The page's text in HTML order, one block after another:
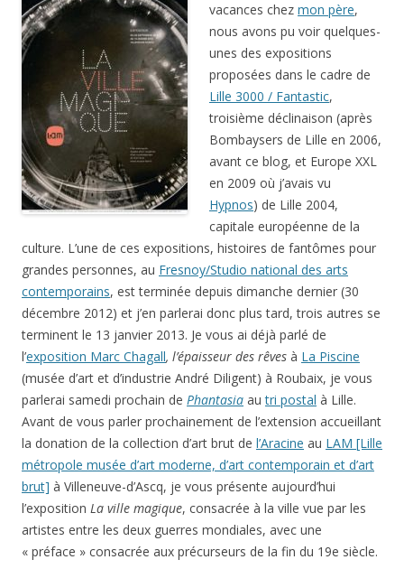
vacances chez mon père,
nous avons pu voir quelques-
unes des expositions
proposées dans le cadre de
Lille 3000 / Fantastic,
troisième déclinaison (après
Bombaysers de Lille en 2006,
avant ce blog, et Europe XXL
en 2009 où j’avais vu
Hypnos) de Lille 2004,
capitale européenne de la
culture. L’une de ces expositions, histoires de fantômes pour
grandes personnes, au Fresnoy/Studio national des arts
contemporains, est terminée depuis dimanche dernier (30
décembre 2012) et j’en parlerai donc plus tard, trois autres se
terminent le 13 janvier 2013. Je vous ai déjà parlé de
l’exposition Marc Chagall, l’épaisseur des rêves à La Piscine
(musée d’art et d’industrie André Diligent) à Roubaix, je vous
parlerai samedi prochain de Phantasia autri postal à Lille.
Avant de vous parler prochainement de l’extension accueillant
la donation de la collection d’art brut de l’Aracine au LAM [Lille
métropole musée d’art moderne, d’art contemporain et d’art
brut] à Villeneuve-d’Ascq, je vous présente aujourd’hui
l’exposition La ville magique, consacrée à la ville vue par les
artistes entre les deux guerres mondiales, avec une
« préface » consacrée aux précurseurs de la fin du 19e siècle.